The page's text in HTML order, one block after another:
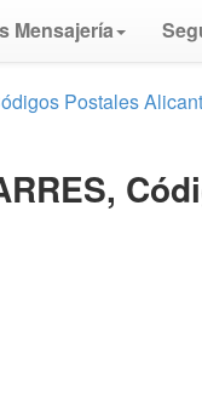
Mensajería
Postales